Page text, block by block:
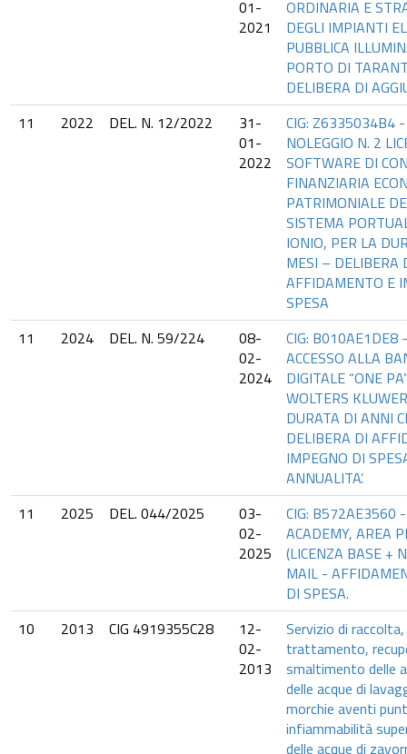
01-
2021
ORDINARIA E
DEGLI IMPIANTI
PUBBLICA
PORTO DI
DELIBERA DI
11
2022 DEL. N. 12/2022
31-
01-
2022
CIG: Z6335034B4
NOLEGGIO N. 2
SOFTWARE DI
FINANZIARIA
PATRIMONIALE
SISTEMA
IONIO, PER LA
MESI – DELIBERA
AFFIDAMENTO E
SPESA
11
2024 DEL. N. 59/224
08-
02-
2024
CIG: B010AE1DE8
ACCESSO ALLA
DIGITALE “ONE
WOLTERS
DURATA DI ANNI
DELIBERA DI
IMPEGNO DI
ANNUALITA’.
11
2025 DEL. 044/2025
03-
02-
2025
CIG: B572AE3560
ACADEMY, AREA
(LICENZA BASE +
MAIL -
DI SPESA.
10
2013 CIG 4919355C28
12-
02-
2013
Servizio di
trattamento,
smaltimento delle
delle acque di
morchie aventi
infiammabilità
delle acque di